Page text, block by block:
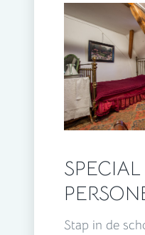
Stap in de